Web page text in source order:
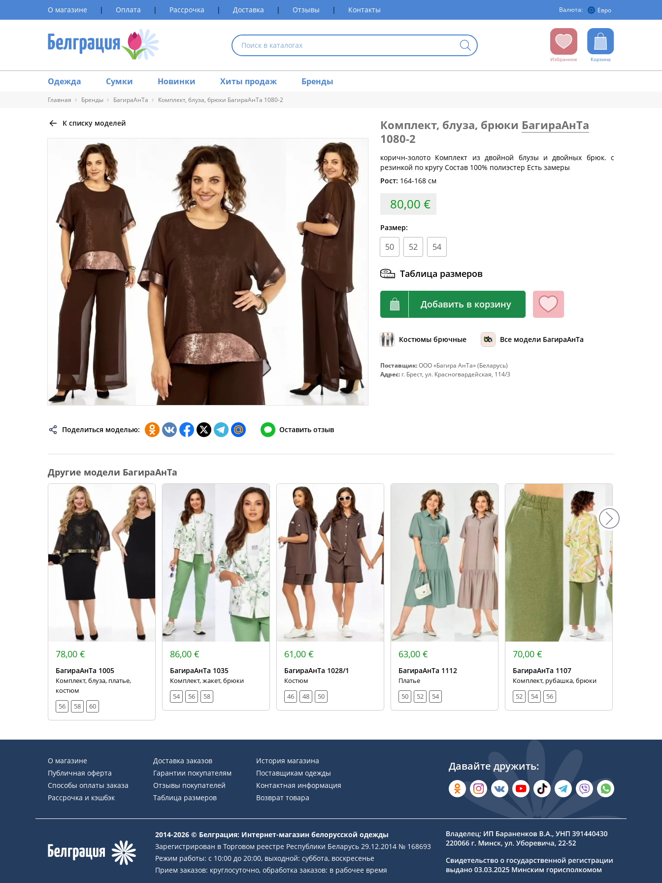
О магазине | Оплата | Рассрочка | Доставка | Отзывы | Контакты Валюта: Евро
Избранное Корзина
Одежда Сумки Новинки Хиты продаж Бренды
Главная Бренды БагираАнТа Комплект, блуза, брюки БагираАнТа 1080-2
Размер Обхват груди (см) Обхват талии (см)
Обхват бедер (см)
40
60-64
88
42
64-68
44
46
72-76
96 76-80
104
80-84
108
104 84-88
112
108 88-92
56
112 92-96
120
58
96-100
124
60
120 100-104
128
62
124 104-108
128 108-112
136
132 112-116
136
72
144
78
156 136-140
164
80
160 140-144
168
82
164 144-148 172
К списку моделей
Поделиться моделью: Оставить отзыв
Комплект, блуза, брюки БагираАнТа
1080-2
коричн-золото Комплект из двойной блузы и двойных брюк. с
резинкой по кругу Состав 100% полиэстер Есть замеры
Рост: 164-168 см
80,00 €
Размер:
50 52 54
Таблица размеров
Добавить в корзину
Костюмы брючные Все модели БагираАнТа
Поставщик:ООО «Багира АнТа» (Беларусь)
Адрес: г. Брест, ул. Красногвардейская, 114/3
Другие модели БагираАнТа
78,00 €
БагираАнТа 1005
Комплект, блуза, платье,
костюм
56
58 60
86,00 €
БагираАнТа 1035
Комплект, жакет, брюки
54
56 58
61,00 €
БагираАнТа 1028/1
Костюм
46
48 50
63,00 €
БагираАнТа 1112
Платье
50
52 54
70,00 €
БагираАнТа 1107
Комплект, рубашка, брюки
52
54 56
О магазине
Публичная оферта
Способы оплаты заказа
Рассрочка и кэшбэк
Доставка заказов
Гарантии покупателям
Отзывы покупателей
Таблица размеров
История магазина
Поставщикам одежды
Контактная информация
Возврат товара
Давайте дружить:
2014-2026 © Белграция: Интернет-магазин белорусской одежды
Зарегистрирован в Торговом реестре Республики Беларусь 29.12.2014 № 168693
Режим работы: с 10:00 до 20:00, выходной: суббота, воскресенье
Прием заказов: круглосуточно, обработка заказов: в рабочее время